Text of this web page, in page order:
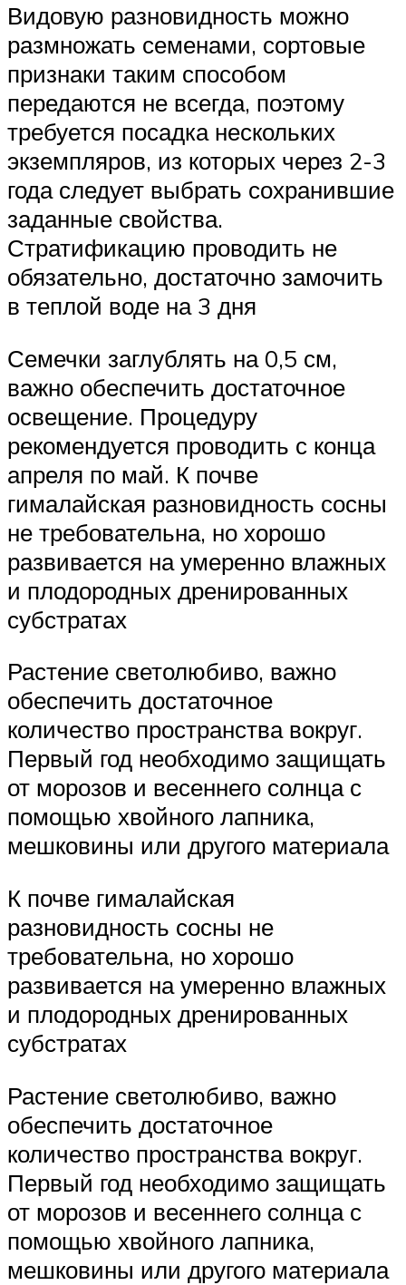
Видовую разновидность можно
размножать семенами, сортовые
признаки таким способом
передаются не всегда, поэтому
требуется посадка нескольких
экземпляров, из которых через 2-3
года следует выбрать сохранившие
заданные свойства.
Стратификацию проводить не
обязательно, достаточно замочить
в теплой воде на 3 дня
Семечки заглублять на 0,5 см,
важно обеспечить достаточное
освещение. Процедуру
рекомендуется проводить с конца
апреля по май. К почве
гималайская разновидность сосны
не требовательна, но хорошо
развивается на умеренно влажных
и плодородных дренированных
субстратах
Растение светолюбиво, важно
обеспечить достаточное
количество пространства вокруг.
Первый год необходимо защищать
от морозов и весеннего солнца с
помощью хвойного лапника,
мешковины или другого материала
К почве гималайская
разновидность сосны не
требовательна, но хорошо
развивается на умеренно влажных
и плодородных дренированных
субстратах
Растение светолюбиво, важно
обеспечить достаточное
количество пространства вокруг.
Первый год необходимо защищать
от морозов и весеннего солнца с
помощью хвойного лапника,
мешковины или другого материала